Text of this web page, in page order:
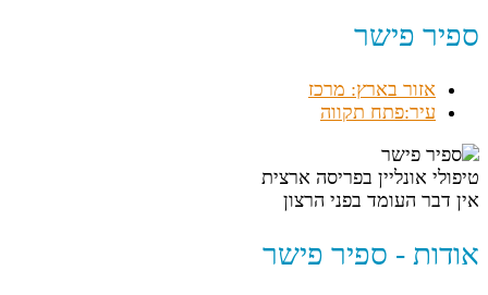
ספיר פישר
אזור בארץ: מרכז
עיר:פתח תקווה
טיפולי אונליין בפריסה ארצית
אין דבר העומד בפני הרצון
אודות - ספיר פישר